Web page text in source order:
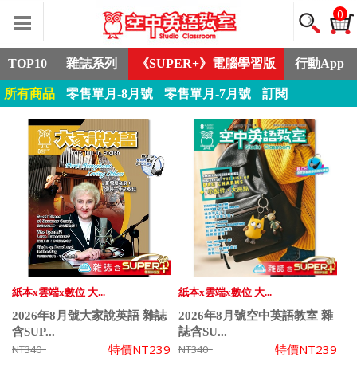
0
TOP10 雜誌系列 《SUPER+》電腦學習版 行動App
所有商品 零售單月-8月號 零售單月-7月號 訂閱
紙本x雲端x數位 大...
2026年8月號大家說英語 雜誌
含SUP...
NT340 特價NT239
紙本x雲端x數位 大...
2026年8月號空中英語教室 雜
誌含SU...
NT340 特價NT239